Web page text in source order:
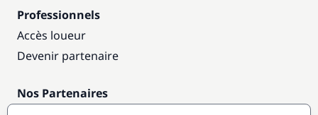
Professionnels
Accès loueur
Devenir partenaire
Nos Partenaires